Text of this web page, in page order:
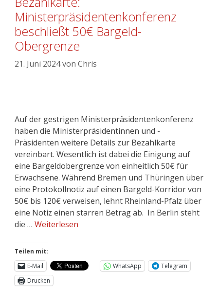
Ministerpräsidentenkonferenz
beschließt 50€ Bargeld-
Obergrenze
21. Juni 2024von Chris
Auf der gestrigen Ministerpräsidentenkonferenz
haben die Ministerpräsidentinnen und -
Präsidenten weitere Details zur Bezahlkarte
vereinbart. Wesentlich ist dabei die Einigung auf
eine Bargeldobergrenze von einheitlich 50€ für
Erwachsene. Während Bremen und Thüringen über
eine Protokollnotiz auf einen Bargeld-Korridor von
50€ bis 120€ verweisen, lehnt Rheinland-Pfalz über
eine Notiz einen starren Betrag ab. In Berlin steht
die … Weiterlesen
Teilen mit:
E-Mail
WhatsApp
Telegram
Drucken